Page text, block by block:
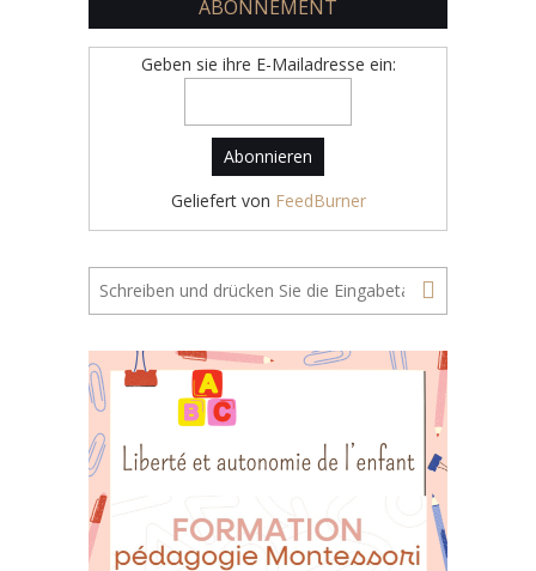
ABONNEMENT
Geben sie ihre E-Mailadresse ein:
Geliefert von FeedBurner